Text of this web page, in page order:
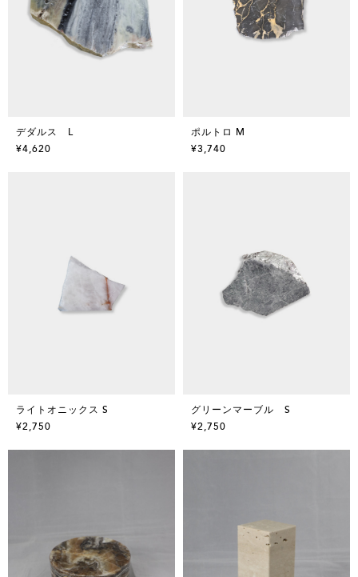
デダルス L
¥4,620
ポルトロ M
¥3,740
ライトオニックス S
¥2,750
グリーンマーブル S
¥2,750